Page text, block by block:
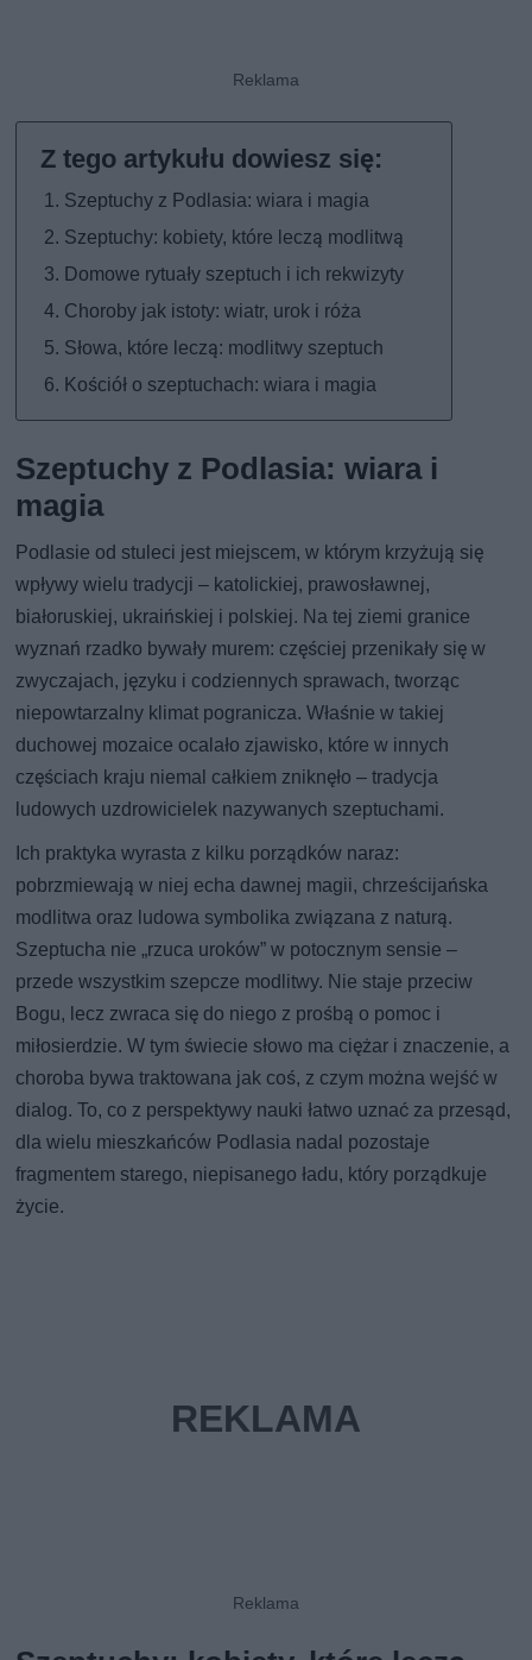
Szeptuchy z Podlasia: wiara i magia
Szeptuchy: kobiety, które leczą modlitwą
Domowe rytuały szeptuch i ich rekwizyty
Choroby jak istoty: wiatr, urok i róża
Słowa, które leczą: modlitwy szeptuch
Kościół o szeptuchach: wiara i magia
Szeptuchy z Podlasia: wiara i
magia
Podlasie od stuleci jest miejscem, w którym krzyżują się
wpływy wielu tradycji – katolickiej, prawosławnej,
białoruskiej, ukraińskiej i polskiej. Na tej ziemi granice
wyznań rzadko bywały murem: częściej przenikały się w
zwyczajach, języku i codziennych sprawach, tworząc
niepowtarzalny klimat pogranicza. Właśnie w takiej
duchowej mozaice ocalało zjawisko, które w innych
częściach kraju niemal całkiem zniknęło – tradycja
ludowych uzdrowicielek nazywanych szeptuchami.
Ich praktyka wyrasta z kilku porządków naraz:
pobrzmiewają w niej echa dawnej magii, chrześcijańska
modlitwa oraz ludowa symbolika związana z naturą.
Szeptucha nie „rzuca uroków” w potocznym sensie –
przede wszystkim szepcze modlitwy. Nie staje przeciw
Bogu, lecz zwraca się do niego z prośbą o pomoc i
miłosierdzie. W tym świecie słowo ma ciężar i znaczenie, a
choroba bywa traktowana jak coś, z czym można wejść w
dialog. To, co z perspektywy nauki łatwo uznać za przesąd,
dla wielu mieszkańców Podlasia nadal pozostaje
fragmentem starego, niepisanego ładu, który porządkuje
życie.